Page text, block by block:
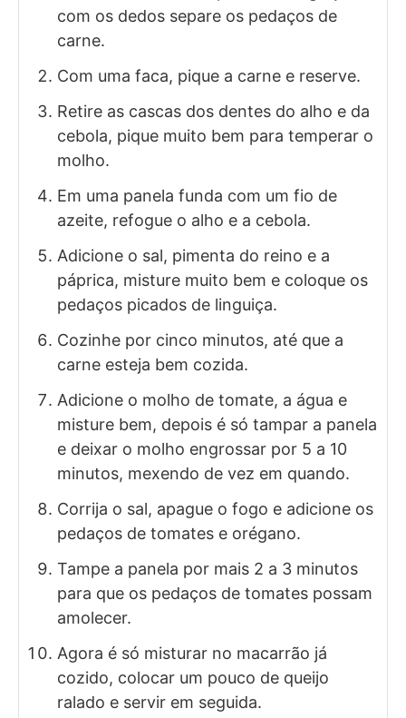
com os dedos separe os pedaços de
carne.
Com uma faca, pique a carne e reserve.
Retire as cascas dos dentes do alho e da
cebola, pique muito bem para temperar o
molho.
Em uma panela funda com um fio de
azeite, refogue o alho e a cebola.
Adicione o sal, pimenta do reino e a
páprica, misture muito bem e coloque os
pedaços picados de linguiça.
Cozinhe por cinco minutos, até que a
carne esteja bem cozida.
Adicione o molho de tomate, a água e
misture bem, depois é só tampar a panela
e deixar o molho engrossar por 5 a 10
minutos, mexendo de vez em quando.
Corrija o sal, apague o fogo e adicione os
pedaços de tomates e orégano.
Tampe a panela por mais 2 a 3 minutos
para que os pedaços de tomates possam
amolecer.
Agora é só misturar no macarrão já
cozido, colocar um pouco de queijo
ralado e servir em seguida.